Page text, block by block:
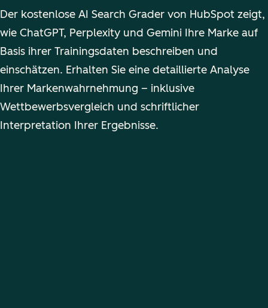
Der kostenlose AI Search Grader von HubSpot zeigt,
wie ChatGPT, Perplexity und Gemini Ihre Marke auf
Basis ihrer Trainingsdaten beschreiben und
einschätzen. Erhalten Sie eine detaillierte Analyse
Ihrer Markenwahrnehmung – inklusive
Wettbewerbsvergleich und schriftlicher
Interpretation Ihrer Ergebnisse.